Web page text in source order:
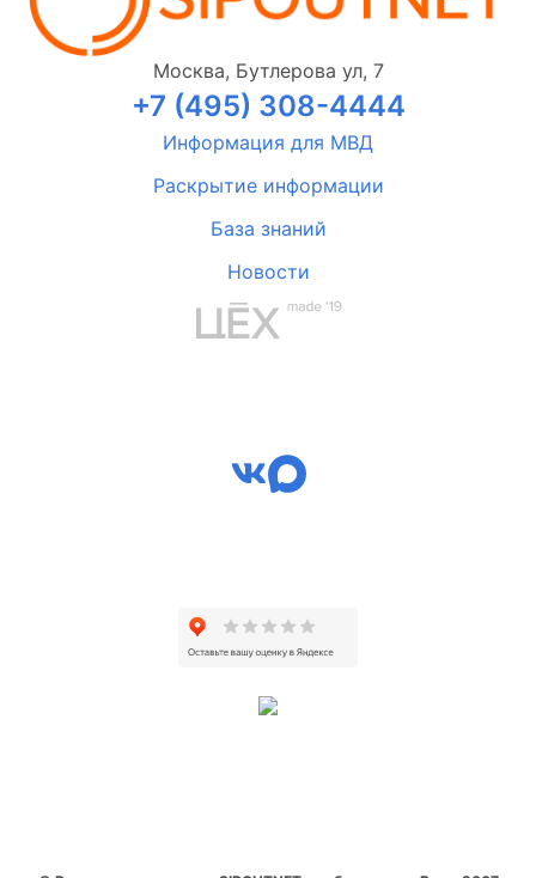
Москва, Бутлерова ул, 7
+7 (495) 308-4444
Информация для МВД
Раскрытие информации
База знаний
Новости